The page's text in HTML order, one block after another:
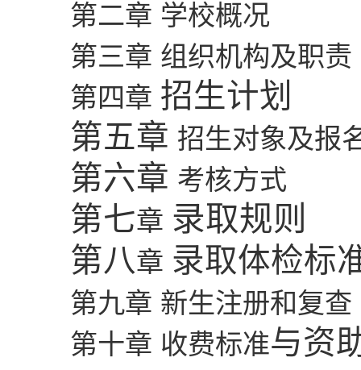
第二章 学校概况
第三章 组织机构及职责
第四章 招生计划
第五章 招生对象及报
第六章 考核方式
第七章 录取规则
第八章 录取体检标
第九章 新生注册和复查
第十章 收费标准与资